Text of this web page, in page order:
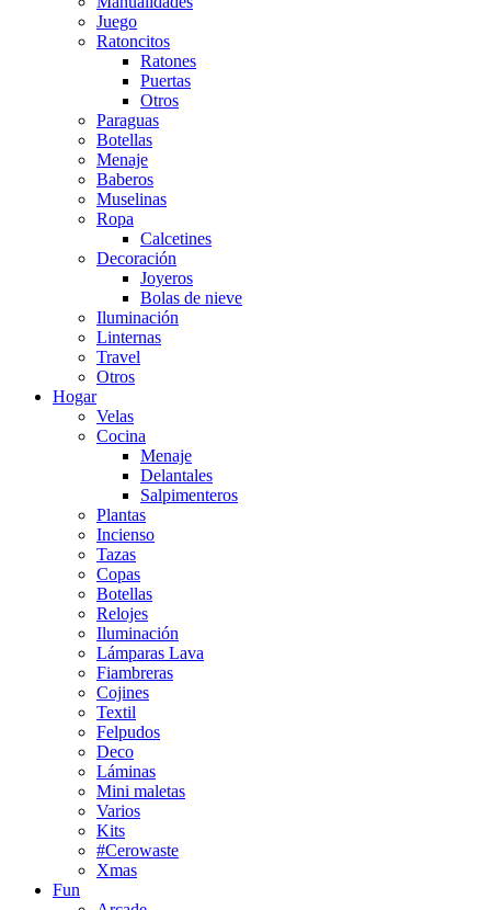
Juego
Ratoncitos
Ratones
Puertas
Otros
Paraguas
Botellas
Menaje
Baberos
Muselinas
Ropa
Calcetines
Decoración
Joyeros
Bolas de nieve
Iluminación
Linternas
Travel
Otros
Hogar
Velas
Cocina
Menaje
Delantales
Salpimenteros
Plantas
Incienso
Tazas
Copas
Botellas
Relojes
Iluminación
Lámparas Lava
Fiambreras
Cojines
Textil
Felpudos
Deco
Láminas
Mini maletas
Varios
Kits
#Cerowaste
Xmas
Fun